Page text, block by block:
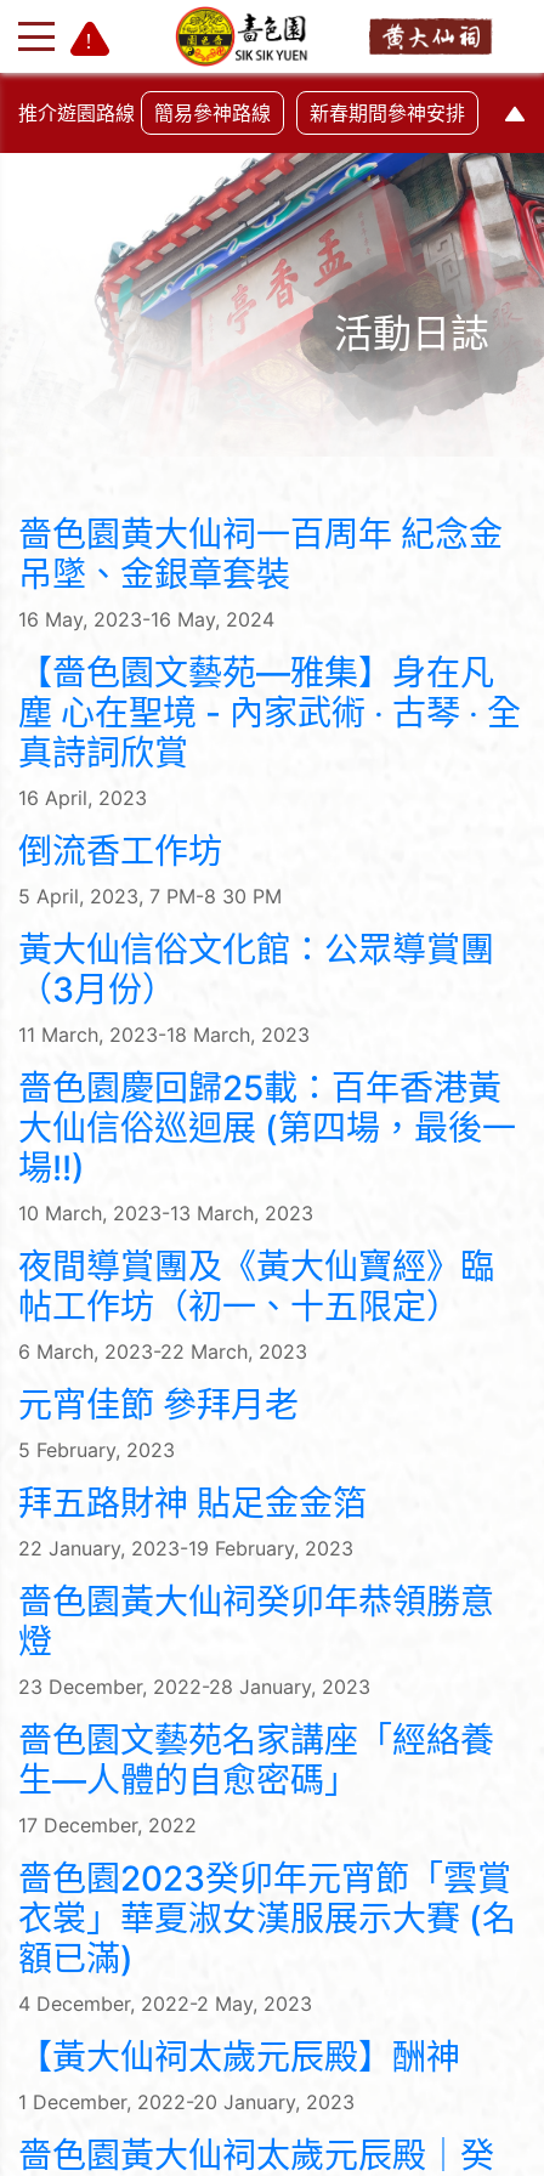
+
推介遊園路線 簡易參神路線 新春期間參神安排
活動日誌
嗇色園黄大仙祠一百周年 紀念金
吊墜、金銀章套裝
16 May, 2023-16 May, 2024
【嗇色園文藝苑—雅集】身在凡
塵 心在聖境 - 內家武術 ‧ 古琴 ‧ 全
真詩詞欣賞
16 April, 2023
倒流香工作坊
5 April, 2023, 7 PM-8 30 PM
黃大仙信俗文化館：公眾導賞團
（3月份）
11 March, 2023-18 March, 2023
嗇色園慶回歸25載：百年香港黃
大仙信俗巡迴展 (第四場，最後一
場!!)
10 March, 2023-13 March, 2023
夜間導賞團及《黃大仙寶經》臨
帖工作坊（初一、十五限定）
6 March, 2023-22 March, 2023
元宵佳節 參拜月老
5 February, 2023
拜五路財神 貼足金金箔
22 January, 2023-19 February, 2023
嗇色園黃大仙祠癸卯年恭領勝意
燈
23 December, 2022-28 January, 2023
嗇色園文藝苑名家講座「經絡養
生—人體的自愈密碼」
17 December, 2022
嗇色園2023癸卯年元宵節「雲賞
衣裳」華夏淑女漢服展示大賽 (名
額已滿)
4 December, 2022-2 May, 2023
【黃大仙祠太歲元辰殿】酬神
1 December, 2022-20 January, 2023
嗇色園黃大仙祠太歲元辰殿｜癸